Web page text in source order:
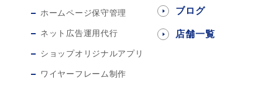
ホームページ保守管理
ネット広告運用代行
ショップオリジナルアプリ
ワイヤーフレーム制作
ブログ
店舗一覧